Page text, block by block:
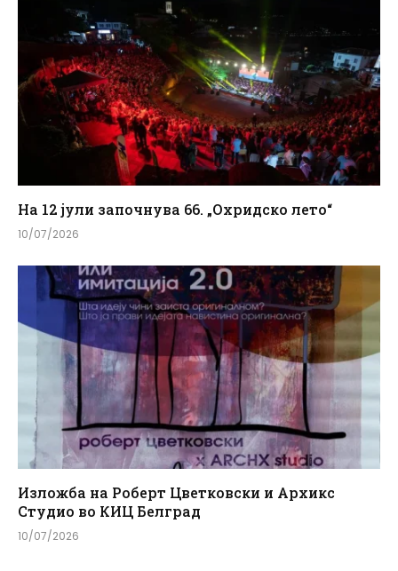
На 12 јули започнува 66. „Охридско лето“
10/07/2026
Изложба на Роберт Цветковски и Архикс
Студио во КИЦ Белград
10/07/2026